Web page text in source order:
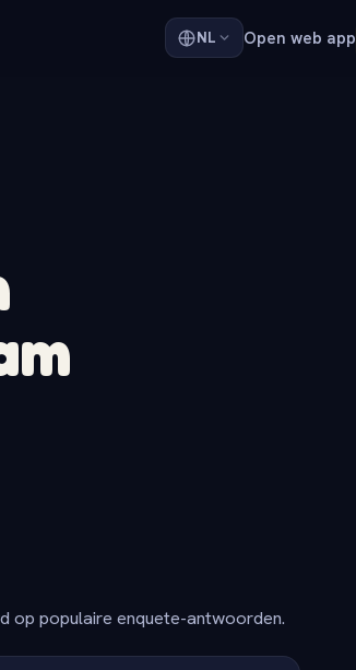
NL Open web app
op populaire enquete-antwoorden.